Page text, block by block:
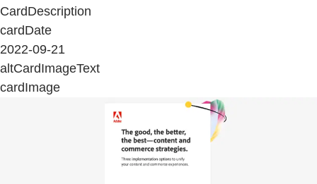
CardDescription
cardDate
2022-09-21
altCardImageText
cardImage